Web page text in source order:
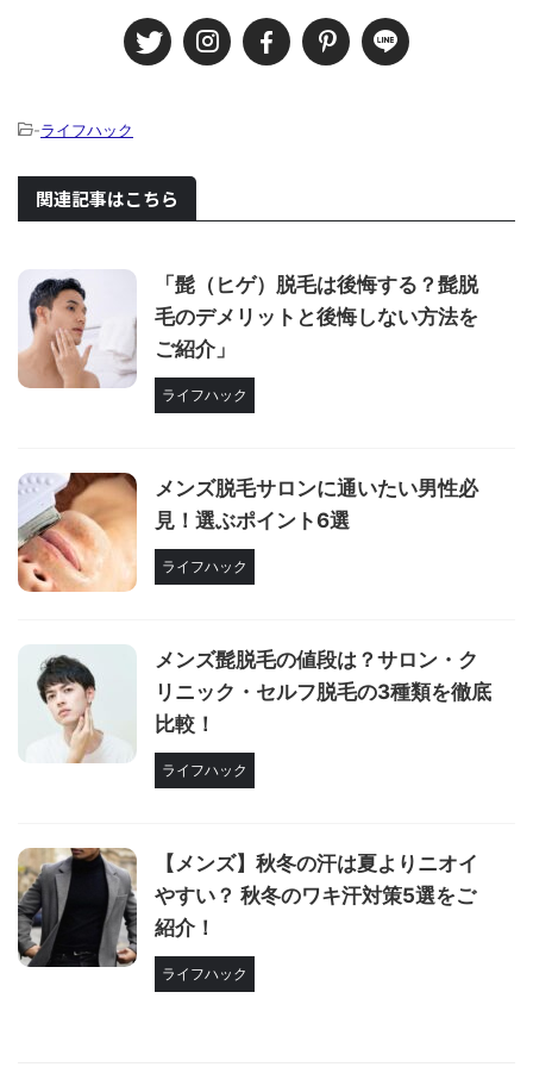
-ライフハック
関連記事はこちら
「髭（ヒゲ）脱毛は後悔する？髭脱
毛のデメリットと後悔しない方法を
ご紹介」
ライフハック
メンズ脱毛サロンに通いたい男性必
見！選ぶポイント6選
ライフハック
メンズ髭脱毛の値段は？サロン・ク
リニック・セルフ脱毛の3種類を徹底
比較！
ライフハック
【メンズ】秋冬の汗は夏よりニオイ
やすい？ 秋冬のワキ汗対策5選をご
紹介！
ライフハック